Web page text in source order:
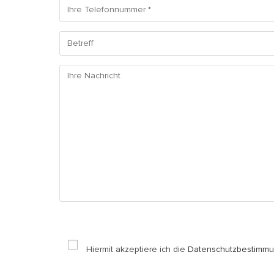
Hiermit akzeptiere ich die